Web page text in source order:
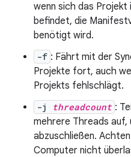
wenn sich das Projekt
befindet, die
benötigt wird.
-f : Fährt mit der
Projekte fort, auch
Projekts fehlschlägt.
-j threadcount :
mehrere Threads auf,
abzuschließen.
Computer nicht